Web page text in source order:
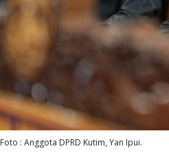
Foto : Anggota DPRD Kutim, Yan Ipui.